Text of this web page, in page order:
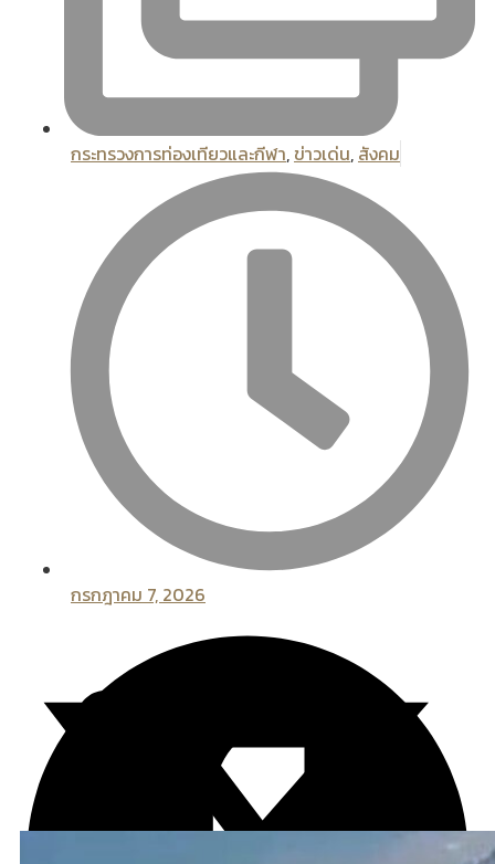
กระทรวงการท่องเทียวและกีฬา, ข่าวเด่น, สังคม
กรกฎาคม 7, 2026